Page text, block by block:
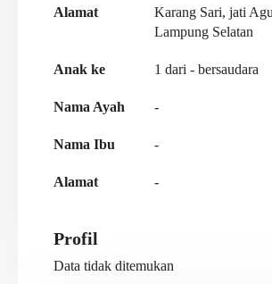
Alamat
Karang Sari, jati
Lampung Selatan
Anak ke 1 dari - bersaudara
Nama Ayah -
Nama Ibu -
Alamat -
Profil
Data tidak ditemukan